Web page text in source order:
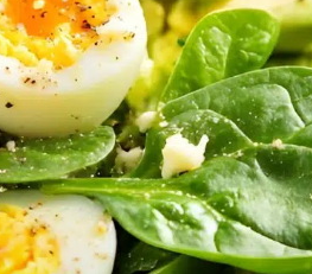
et légumes cuisinés
à cuire & box à
et gazpachos